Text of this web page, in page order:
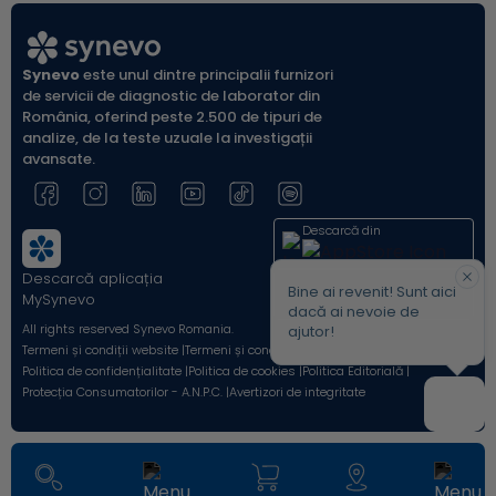
Synevoeste unul dintre principalii furnizori
de servicii de diagnostic de laborator din
România, oferind peste 2.500 de tipuri de
analize, de la teste uzuale la investigații
avansate.
Descarcă aplicația
MySynevo
Descarcă din
All rights reserved Synevo Romania.
Termeni și condiții website |Termeni și condiții Shop Online |
Politica de confidențialitate |Politica de cookies |Politica Editorială |
Protecția Consumatorilor - A.N.P.C. |Avertizori de integritate
Bine ai revenit! Sunt aici
dacă ai nevoie de
ajutor!